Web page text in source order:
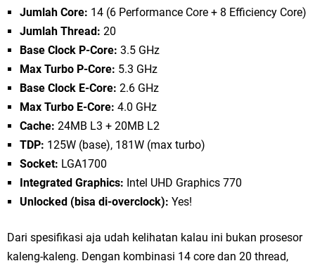
Jumlah Core: 14 (6 Performance Core + 8 Efficiency Core)
Jumlah Thread: 20
Base Clock P-Core: 3.5 GHz
Max Turbo P-Core: 5.3 GHz
Base Clock E-Core: 2.6 GHz
Max Turbo E-Core: 4.0 GHz
Cache: 24MB L3 + 20MB L2
TDP: 125W (base), 181W (max turbo)
Socket: LGA1700
Integrated Graphics: Intel UHD Graphics 770
Unlocked (bisa di-overclock): Yes!
Dari spesifikasi aja udah kelihatan kalau ini bukan prosesor
kaleng-kaleng. Dengan kombinasi 14 core dan 20 thread,